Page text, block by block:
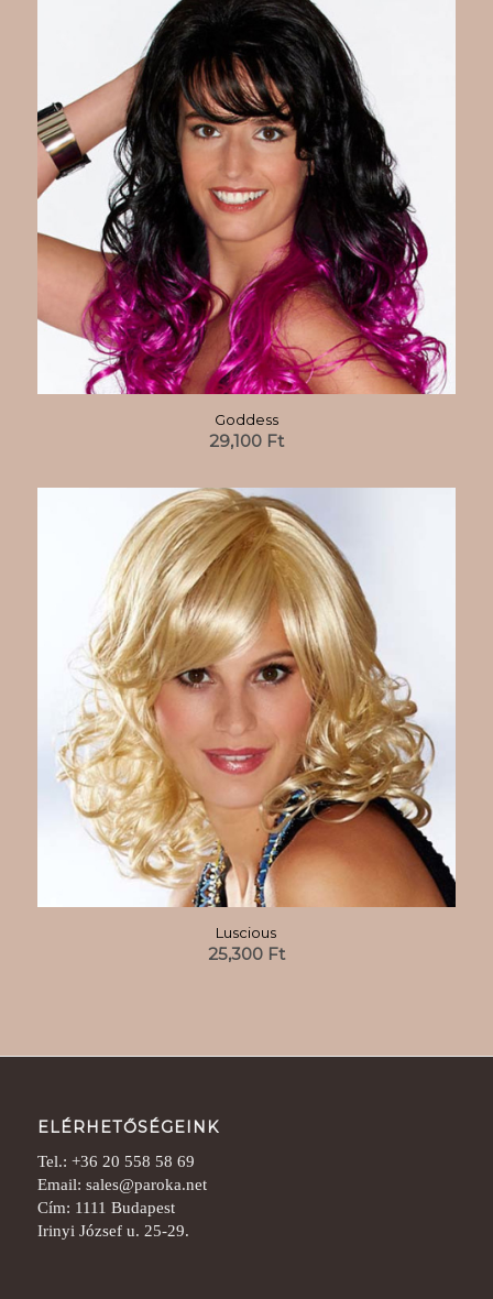
Goddess
29,100 Ft
Luscious
25,300 Ft
ELÉRHETŐSÉGEINK
Tel.: +36 20 558 58 69
Email: sales@paroka.net
Cím: 1111 Budapest
Irinyi József u. 25-29.